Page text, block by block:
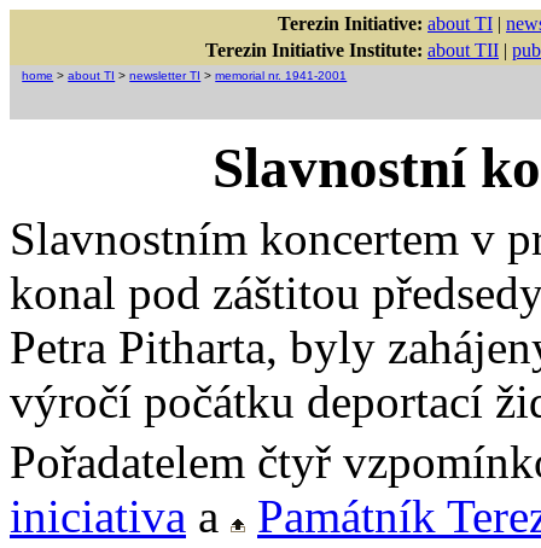
Terezin Initiative: about TI |
Terezin Initiative Institute: about TII |
home >about TI >newsletter TI >memorial nr. 1941-2001
Slavnostní
Slavnostním koncertem v
konal pod záštitou
Petra Pitharta, byly
výročí počátku deportací
Pořadatelem čtyř
iniciativa a
Památník